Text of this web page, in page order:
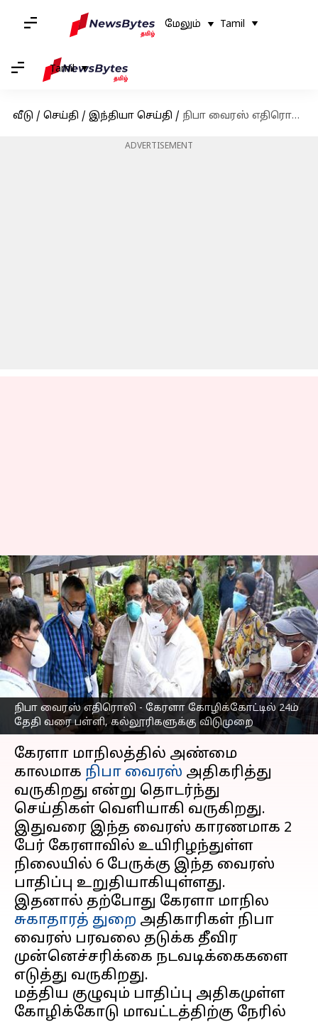
மேலும் Tamil
Tamil
வீடு / செய்தி / இந்தியா செய்தி / நிபா வைரஸ் எதிரொலி - கேரளா கோழிக்கோட்டில் 24ம் தேதி வரை பள்ளி, கல்லூரிகளுக்கு விடுமுறை
ADVERTISEMENT
நிபா வைரஸ் எதிரொலி - கேரளா கோழிக்கோட்டில் 24ம்
தேதி வரை பள்ளி, கல்லூரிகளுக்கு விடுமுறை
நிபா வைரஸ் எதிரொலி -
கேரளா கோழிக்கோட்டில்
24ம் தேதி வரை பள்ளி,
கல்லூரிகளுக்கு
விடுமுறை
எழுதியவர் Nivetha P Sep 16, 2023 11:34 am
செய்தி முன்னோட்டம்
கேரளா மாநிலத்தில் அண்மை
காலமாக நிபா வைரஸ் அதிகரித்து
வருகிறது என்று தொடர்ந்து
செய்திகள் வெளியாகி வருகிறது.
இதுவரை இந்த வைரஸ் காரணமாக 2
பேர் கேரளாவில் உயிரிழந்துள்ள
நிலையில் 6 பேருக்கு இந்த வைரஸ்
பாதிப்பு உறுதியாகியுள்ளது.
இதனால் தற்போது கேரளா மாநில
சுகாதாரத் துறை அதிகாரிகள் நிபா
வைரஸ் பரவலை தடுக்க தீவிர
முன்னெச்சரிக்கை நடவடிக்கைகளை
எடுத்து வருகிறது.
மத்திய குழுவும் பாதிப்பு அதிகமுள்ள
கோழிக்கோடு மாவட்டத்திற்கு நேரில்